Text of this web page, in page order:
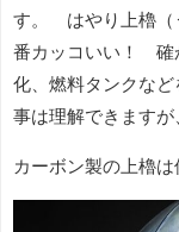
す。 はやり上櫓（
番カッコいい！ 確
化、燃料タンクな
事は理解できますが
カーボン製の上櫓